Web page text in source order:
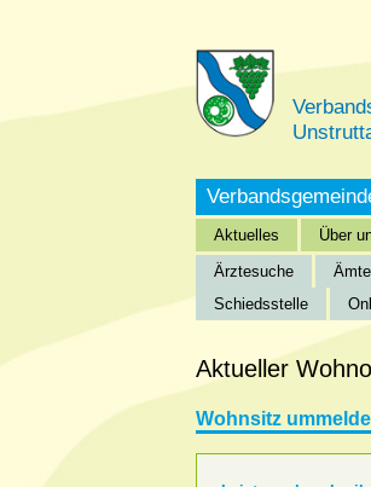
Aktuelles Über
Ärztesuche
Schiedsstelle
Startseite»
Aktueller
Wohnsitz